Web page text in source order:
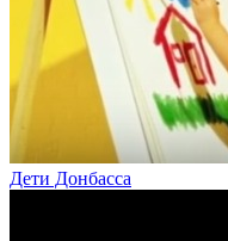
Дети Донбасса